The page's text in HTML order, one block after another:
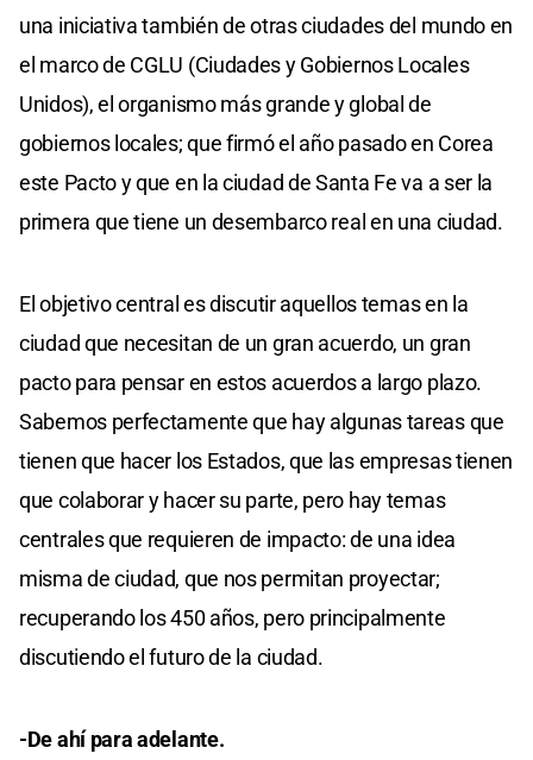
una iniciativa también de otras ciudades del mundo en
el marco de CGLU (Ciudades y Gobiernos Locales
Unidos), el organismo más grande y global de
gobiernos locales; que firmó el año pasado en Corea
este Pacto y que en la ciudad de Santa Fe va a ser la
primera que tiene un desembarco real en una ciudad.
El objetivo central es discutir aquellos temas en la
ciudad que necesitan de un gran acuerdo, un gran
pacto para pensar en estos acuerdos a largo plazo.
Sabemos perfectamente que hay algunas tareas que
tienen que hacer los Estados, que las empresas tienen
que colaborar y hacer su parte, pero hay temas
centrales que requieren de impacto: de una idea
misma de ciudad, que nos permitan proyectar;
recuperando los 450 años, pero principalmente
discutiendo el futuro de la ciudad.
-De ahí para adelante.